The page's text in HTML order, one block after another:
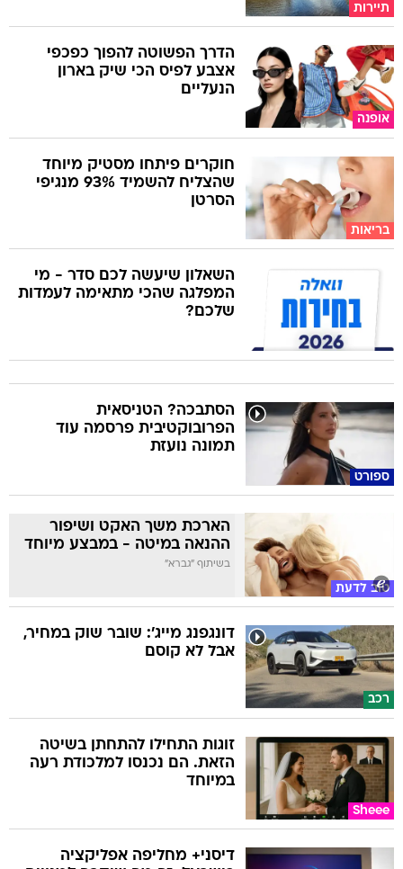
תיירות
אופנה
הדרך הפשוטה להפוך כפכפי
אצבע לפיס הכי שיק בארון
הנעליים
בריאות
חוקרים פיתחו מסטיק מיוחד
שהצליח להשמיד 93% מנגיפי
הסרטן
השאלון שיעשה לכם סדר - מי
המפלגה שהכי מתאימה לעמדות
שלכם?
ספורט
הסתבכה? הטניסאית
הפרובוקטיבית פרסמה עוד
תמונה נועזת
טוב לדעת
הארכת משך האקט ושיפור
ההנאה במיטה - במבצע מיוחד
בשיתוף "גברא"
רכב
דונגפנג מייג': שובר שוק במחיר,
אבל לא קוסם
Sheee
זוגות התחילו להתחתן בשיטה
הזאת. הם נכנסו למלכודת רעה
במיוחד
דיסני+ מחליפה אפליקציה